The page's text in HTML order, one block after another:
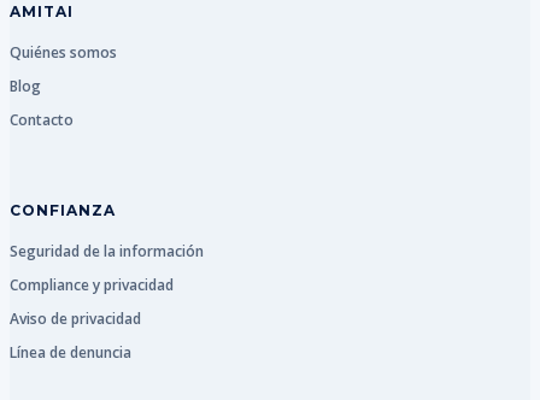
AMITAI
Quiénes somos
Blog
Contacto
CONFIANZA
Seguridad de la información
Compliance y privacidad
Aviso de privacidad
Línea de denuncia